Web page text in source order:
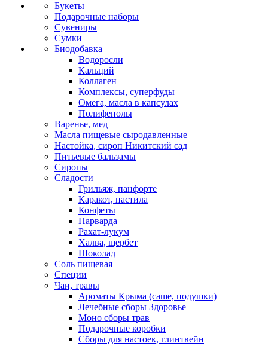
Букеты
Подарочные наборы
Сувениры
Сумки
Биодобавка
Водоросли
Кальций
Коллаген
Комплексы, суперфуды
Омега, масла в капсулах
Полифенолы
Варенье, мед
Масла пищевые сыродавленные
Настойка, сироп Никитский сад
Питьевые бальзамы
Сиропы
Сладости
Грильяж, панфорте
Каракот, пастила
Конфеты
Парварда
Рахат-лукум
Халва, щербет
Шоколад
Соль пищевая
Специи
Чаи, травы
Ароматы Крыма (саше, подушки)
Лечебные сборы Здоровье
Моно сборы трав
Подарочные коробки
Сборы для настоек, глинтвейн